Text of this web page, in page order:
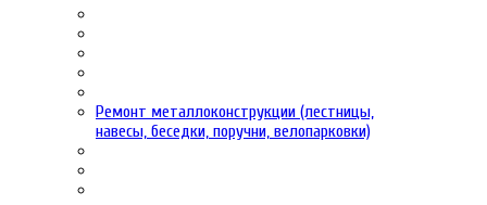
Ремонт металлоконструкции (лестницы,
навесы, беседки, поручни, велопарковки)